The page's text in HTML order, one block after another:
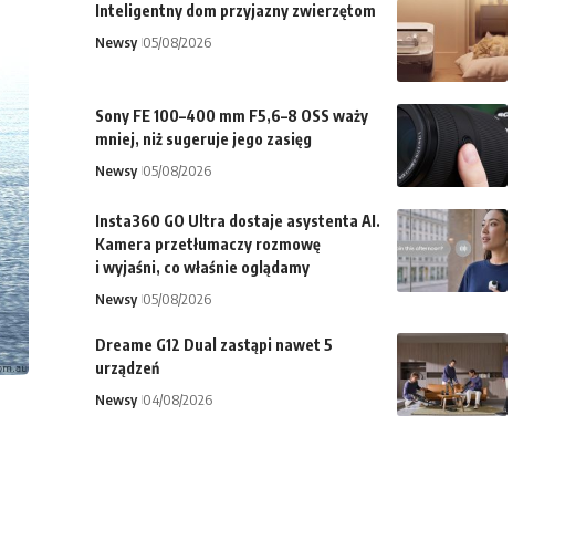
Inteligentny dom przyjazny zwierzętom
Newsy 05/08/2026
Sony FE 100–400 mm F5,6–8 OSS waży
mniej, niż sugeruje jego zasięg
Newsy 05/08/2026
Insta360 GO Ultra dostaje asystenta AI.
Kamera przetłumaczy rozmowę
i wyjaśni, co właśnie oglądamy
Newsy 05/08/2026
Dreame G12 Dual zastąpi nawet 5
urządzeń
Newsy 04/08/2026